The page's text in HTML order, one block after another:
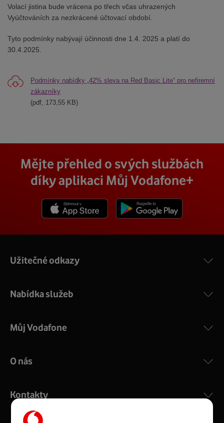
Volací jistina bude vrácena po třech včas uhrazených
Vyúčtováních za nezkrácené účtovací období.
Tyto podmínky nabývají účinnosti dne 1.4. 2025 a platí do
30.4.2025.
Podmínky nabídky „42% sleva na Red Basic Lite“ pro nefiremní
zákazníky
(pdf, 173,55 KB)
Mějte přehled o svých službách
díky aplikaci Můj Vodafone+
Užitečné odkazy
Nabídka služeb
Můj Vodafone
O nás
Kontakty